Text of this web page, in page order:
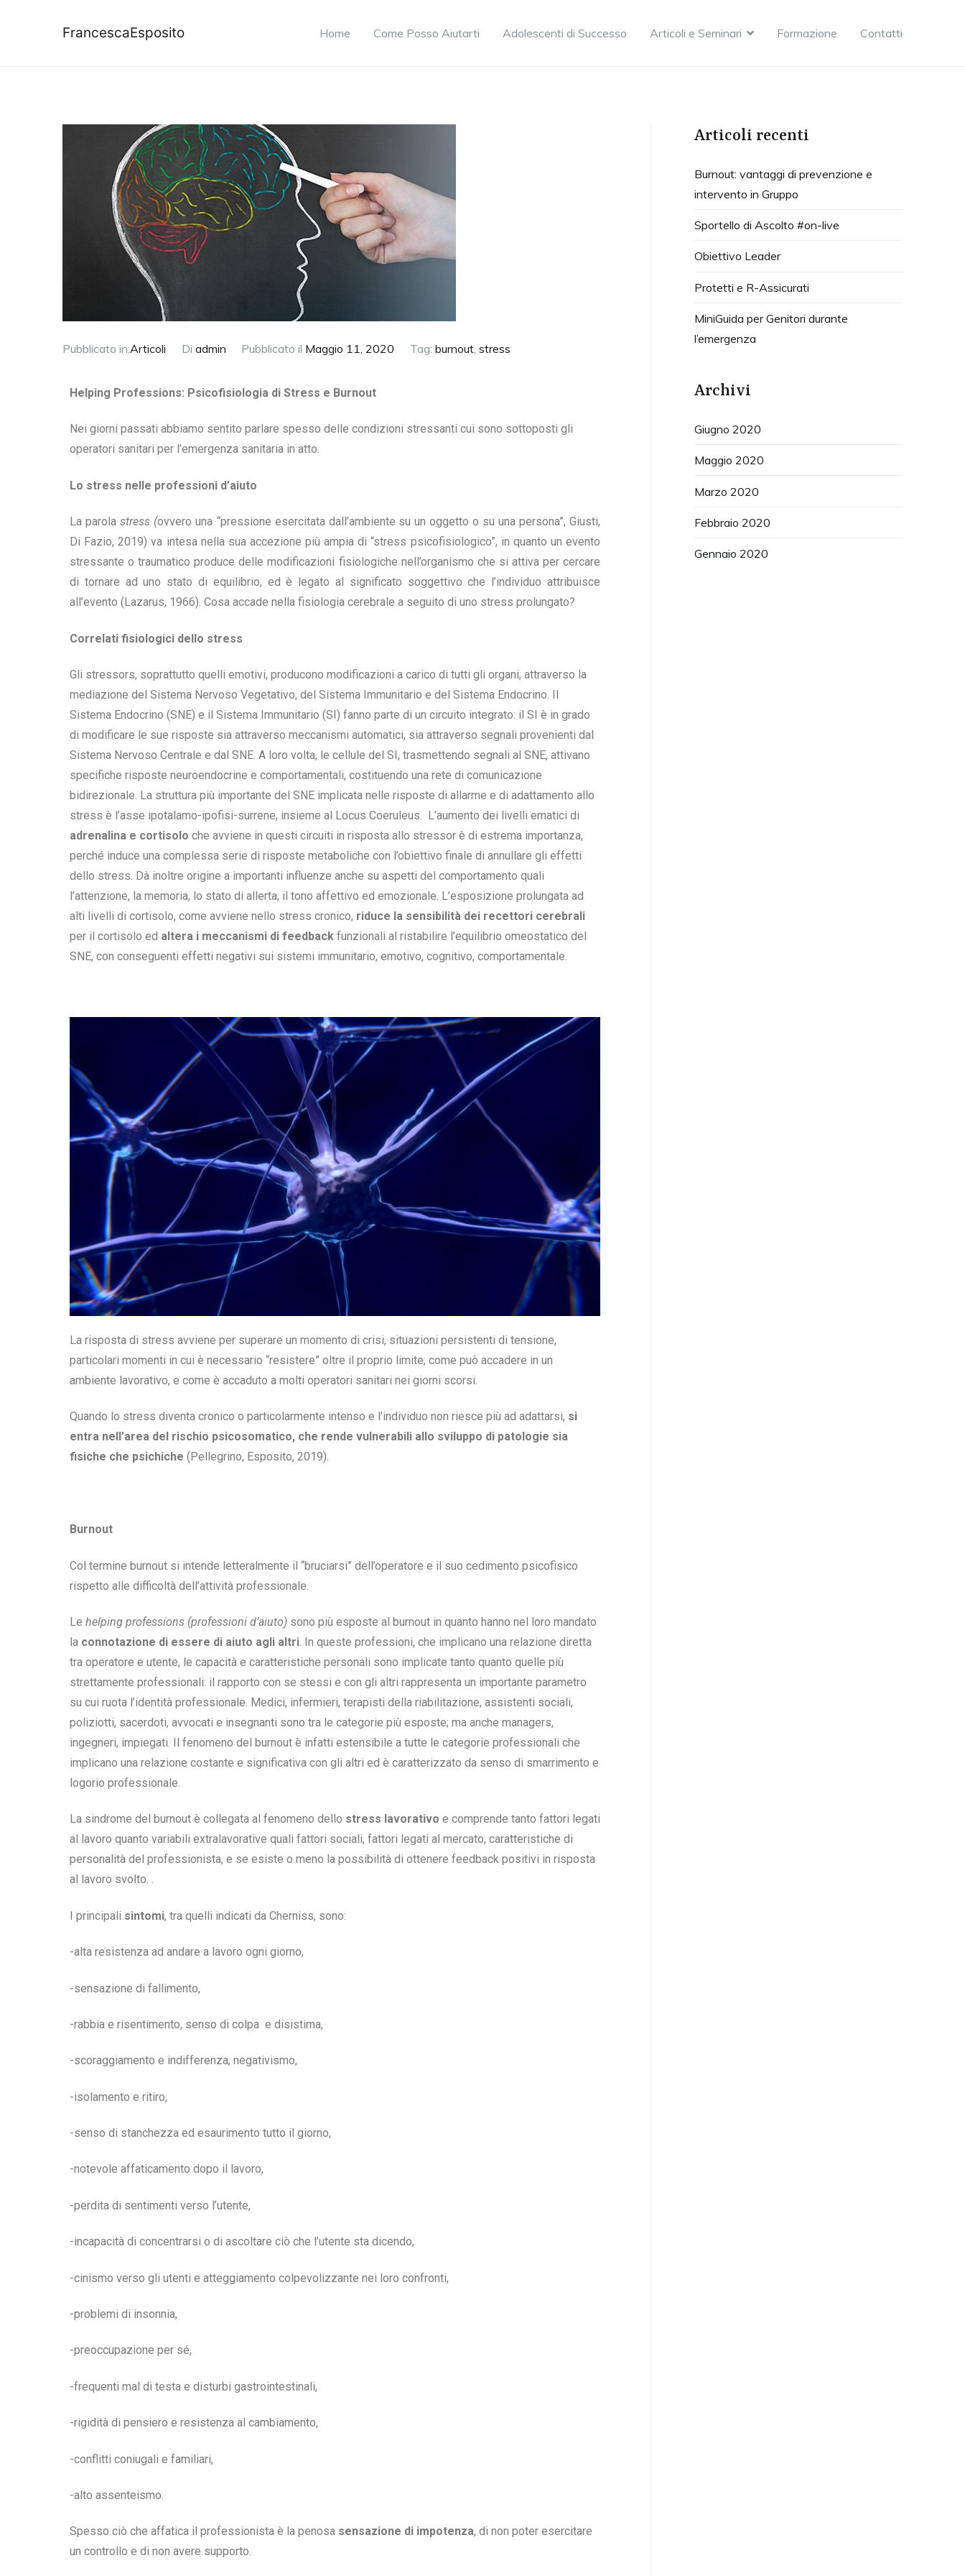
FrancescaEsposito Home Come Posso Aiutarti Adolescenti di Successo Articoli e Seminari Formazione Contatti
Pubblicato in:Articoli Di admin Pubblicato il Maggio 11, 2020 Tag: burnout, stress
Helping Professions: Psicofisiologia di Stress e Burnout
Nei giorni passati abbiamo sentito parlare spesso delle condizioni stressanti cui sono sottoposti gli
operatori sanitari per l’emergenza sanitaria in atto.
Lo stress nelle professioni d’aiuto
La parola stress (ovvero una“pressione esercitata dall’ambiente su un oggetto o su una persona”, Giusti,
Di Fazio, 2019) va intesa nella sua accezione più ampia di “stress psicofisiologico”, in quanto un evento
stressante o traumatico produce delle modificazioni fisiologiche nell’organismo che si attiva per cercare
di tornare ad uno stato di equilibrio, ed è legato al significato soggettivo che l’individuo attribuisce
all’evento (Lazarus, 1966). Cosa accade nella fisiologia cerebrale a seguito di uno stress prolungato?
Correlati fisiologici dello stress
Gli stressors, soprattutto quelli emotivi, producono modificazioni a carico di tutti gli organi, attraverso la
mediazione del Sistema Nervoso Vegetativo, del Sistema Immunitario e del Sistema Endocrino. Il
Sistema Endocrino (SNE) e il Sistema Immunitario (SI) fanno parte di un circuito integrato: il SI è in grado
di modificare le sue risposte sia attraverso meccanismi automatici, sia attraverso segnali provenienti dal
Sistema Nervoso Centrale e dal SNE. A loro volta, le cellule del SI, trasmettendo segnali al SNE, attivano
specifiche risposte neuroendocrine e comportamentali, costituendo una rete di comunicazione
bidirezionale. La struttura più importante del SNE implicata nelle risposte di allarme e di adattamento allo
stress è l’asse ipotalamo-ipofisi-surrene, insieme al Locus Coeruleus. L’aumento dei livelli ematici di
adrenalina e cortisolo che avviene in questi circuiti in risposta allo stressor è di estrema importanza,
perché induce una complessa serie di risposte metaboliche con l’obiettivo finale di annullare gli effetti
dello stress. Dà inoltre origine a importanti influenze anche su aspetti del comportamento quali
l’attenzione, la memoria, lo stato di allerta, il tono affettivo ed emozionale. L’esposizione prolungata ad
alti livelli di cortisolo, come avviene nello stress cronico, riduce la sensibilità dei recettori cerebrali
per il cortisolo ed altera i meccanismi di feedback funzionali al ristabilire l’equilibrio omeostatico del
SNE, con conseguenti effetti negativi sui sistemi immunitario, emotivo, cognitivo, comportamentale.
La risposta di stress avviene per superare un momento di crisi, situazioni persistenti di tensione,
particolari momenti in cui è necessario “resistere” oltre il proprio limite, come può accadere in un
ambiente lavorativo, e come è accaduto a molti operatori sanitari nei giorni scorsi.
Quando lo stress diventa cronico o particolarmente intenso e l’individuo non riesce più ad adattarsi, si
entra nell’area del rischio psicosomatico, che rende vulnerabili allo sviluppo di patologie sia
fisiche che psichiche (Pellegrino, Esposito, 2019).
Burnout
Col termine burnout si intende letteralmente il “bruciarsi” dell’operatore e il suo cedimento psicofisico
rispetto alle difficoltà dell’attività professionale.
Le helping professions (professioni d’aiuto) sono più esposte al burnout in quanto hanno nel loro mandato
la connotazione di essere di aiuto agli altri. In queste professioni, che implicano una relazione diretta
tra operatore e utente, le capacità e caratteristiche personali sono implicate tanto quanto quelle più
strettamente professionali: il rapporto con se stessi e con gli altri rappresenta un importante parametro
su cui ruota l’identità professionale. Medici, infermieri, terapisti della riabilitazione, assistenti sociali,
poliziotti, sacerdoti, avvocati e insegnanti sono tra le categorie più esposte; ma anche managers,
ingegneri, impiegati. Il fenomeno del burnout è infatti estensibile a tutte le categorie professionali che
implicano una relazione costante e significativa con gli altri ed è caratterizzato da senso di smarrimento e
logorio professionale.
La sindrome del burnout è collegata al fenomeno dello stress lavorativo e comprende tanto fattori legati
al lavoro quanto variabili extralavorative quali fattori sociali, fattori legati al mercato, caratteristiche di
personalità del professionista, e se esiste o meno la possibilità di ottenere feedback positivi in risposta
al lavoro svolto. .
I principali sintomi, tra quelli indicati da Cherniss, sono:
-alta resistenza ad andare a lavoro ogni giorno,
-sensazione di fallimento,
-rabbia e risentimento, senso di colpa e disistima,
-scoraggiamento e indifferenza, negativismo,
-isolamento e ritiro,
-senso di stanchezza ed esaurimento tutto il giorno,
-notevole affaticamento dopo il lavoro,
-perdita di sentimenti verso l’utente,
-incapacità di concentrarsi o di ascoltare ciò che l’utente sta dicendo,
-cinismo verso gli utenti e atteggiamento colpevolizzante nei loro confronti,
-problemi di insonnia,
-preoccupazione per sé,
-frequenti mal di testa e disturbi gastrointestinali,
-rigidità di pensiero e resistenza al cambiamento,
-conflitti coniugali e familiari,
-alto assenteismo.
Spesso ciò che affatica il professionista è la penosa sensazione di impotenza, di non poter esercitare
un controllo e di non avere supporto.
Articoli recenti
Burnout: vantaggi di prevenzione e
intervento in Gruppo
Sportello di Ascolto #on-live
Obiettivo Leader
Protetti e R-Assicurati
MiniGuida per Genitori durante
l’emergenza
Archivi
Giugno 2020
Maggio 2020
Marzo 2020
Febbraio 2020
Gennaio 2020